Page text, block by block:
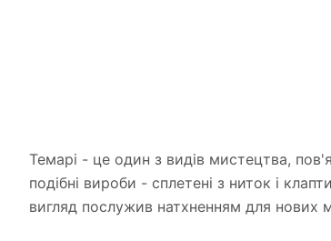
Темарі - це один з видів мистецтва,
подібні вироби - сплетені з ниток і
вигляд послужив натхненням для нових